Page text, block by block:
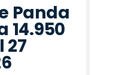
Panda
14.950
27